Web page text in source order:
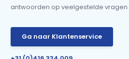
antwoorden op veelgestelde vragen
Ga naar Klantenservice